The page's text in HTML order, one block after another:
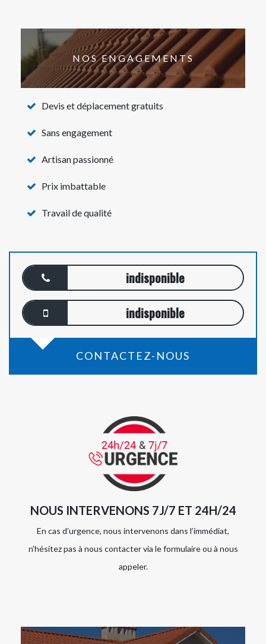
NOS ENGAGEMENTS
Devis et déplacement gratuits
Sans engagement
Artisan passionné
Prix imbattable
Travail de qualité
indisponible
indisponible
CONTACTEZ-NOUS
NOUS INTERVENONS 7J/7 ET 24H/24
En cas d’urgence, nous intervenons dans l’immédiat,
n’hésitez pas à nous contacter via le formulaire ou à nous
appeler.